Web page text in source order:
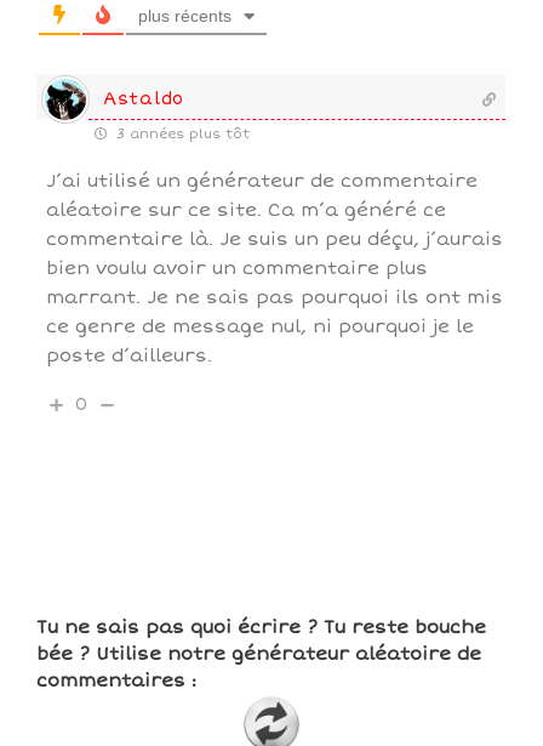
plus récents
Astaldo
3 années plus tôt
J’ai utilisé un générateur de commentaire
aléatoire sur ce site. Ca m’a généré ce
commentaire là. Je suis un peu déçu, j’aurais
bien voulu avoir un commentaire plus
marrant. Je ne sais pas pourquoi ils ont mis
ce genre de message nul, ni pourquoi je le
poste d’ailleurs.
0
Tu ne sais pas quoi écrire ? Tu reste bouche
bée ? Utilise notre générateur aléatoire de
commentaires :